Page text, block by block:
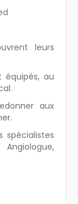
leurs
au
aux
spécialistes